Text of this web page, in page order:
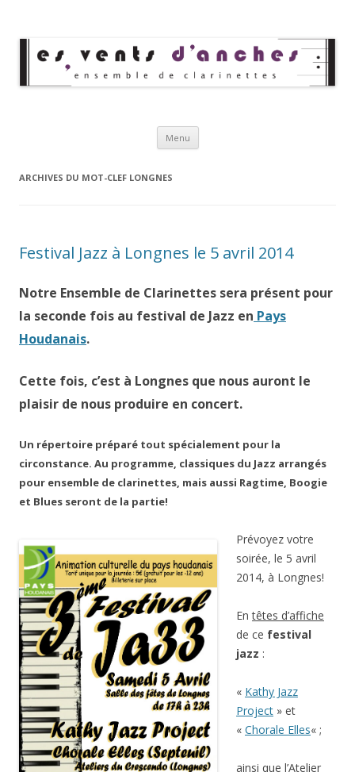
Menu Aller au contenu principal
ARCHIVES DU MOT-CLEF LONGNES
Festival Jazz à Longnes le 5 avril 2014
Notre Ensemble de Clarinettes sera présent pour
la seconde fois au festival de Jazz en Pays
Houdanais.
Cette fois, c’est à Longnes que nous auront le
plaisir de nous produire en concert.
Un répertoire préparé tout spécialement pour la
circonstance. Au programme, classiques du Jazz arrangés
pour ensemble de clarinettes, mais aussi Ragtime, Boogie
et Blues seront de la partie!
Prévoyez votre
soirée, le 5 avril
2014, à Longnes!
Entêtes d’affiche
de ce festival
jazz :
« Kathy Jazz
Project » et
« Chorale Elles« ;
ainsi que l’Atelier